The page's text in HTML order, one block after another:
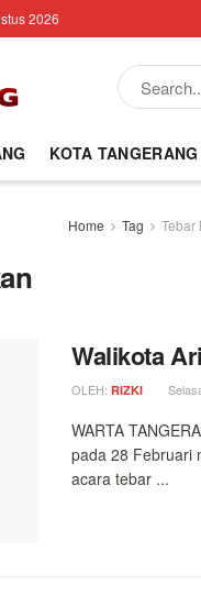
2026
KOTA TANGERANG
Home Tag Tebar
Walikota
OLEH: RIZKI
WARTA
pada 28 Februari
acara tebar ...